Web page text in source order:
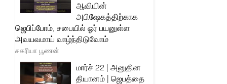
ஆவியின்
அபிஷேகத்திற்காக
ஜெபிப்போம், சபையில் ஓர் பயனுள்ள
அவயவமாய் வாழ்ந்திடுவோம்
சகரியா பூணன்
மார்ச் 22 | அனுதின
தியானம் | ஜெபத்தை